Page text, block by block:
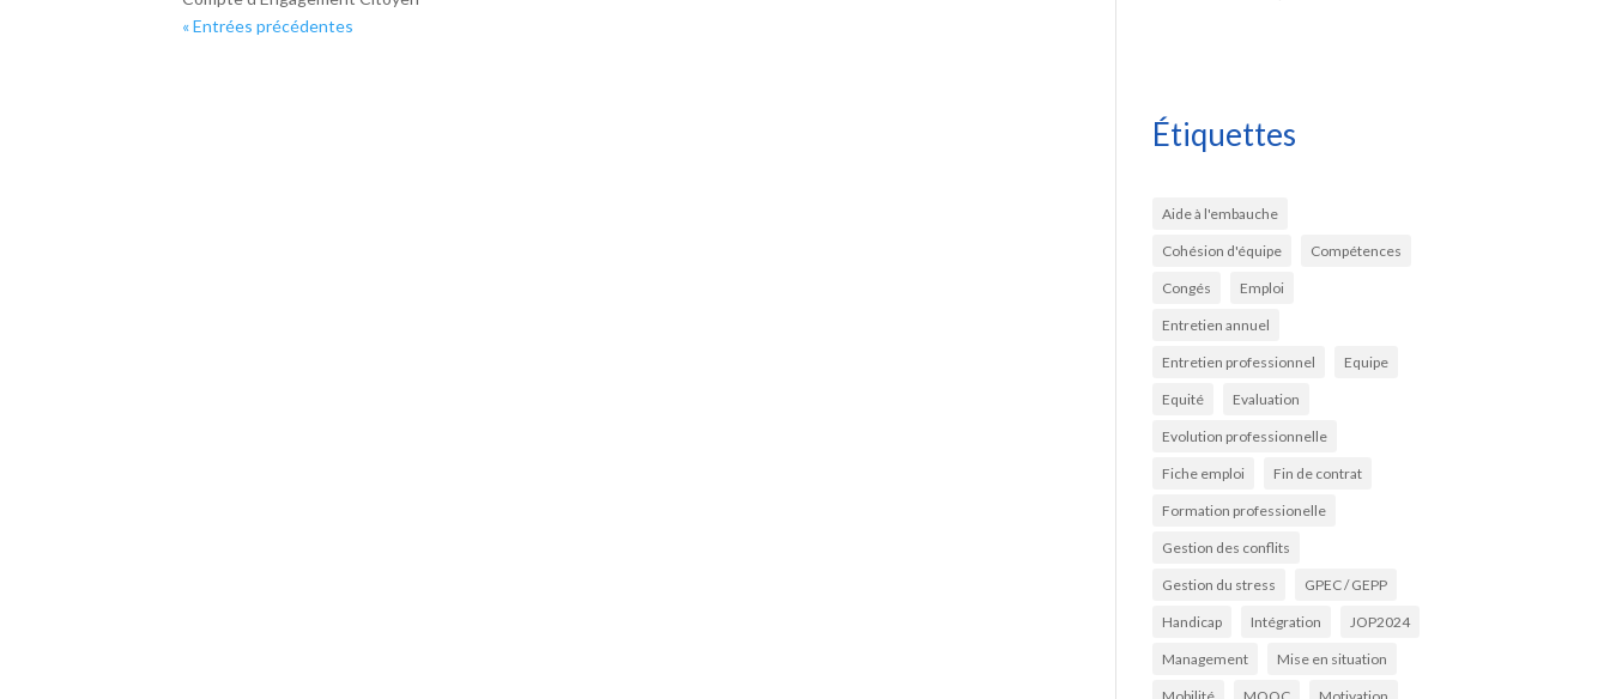
« Entrées précédentes
Étiquettes
Aide à l'embauche
Cohésion d'équipe Compétences
Congés Emploi
Entretien annuel
Entretien professionnel Equipe
Equité Evaluation
Evolution professionnelle
Fiche emploi Fin de contrat
Formation professionelle
Gestion des conflits
Gestion du stress GPEC / GEPP
Handicap Intégration JOP2024
Management Mise en situation